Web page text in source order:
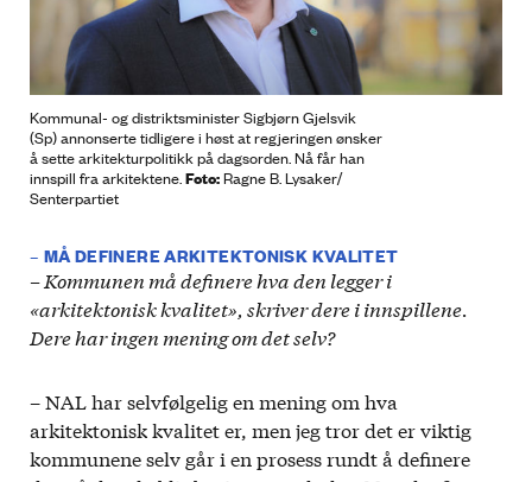
Kommunal- og distriktsminister Sigbjørn Gjelsvik
(Sp) annonserte tidligere i høst at regjeringen ønsker
å sette arkitekturpolitikk på dagsorden. Nå får han
innspill fra arkitektene.Foto:Ragne B. Lysaker/
Senterpartiet
– MÅ DEFINERE ARKITEKTONISK KVALITET
– Kommunen må definere hva den legger i
«arkitektonisk kvalitet», skriver dere i innspillene.
Dere har ingen mening om det selv?
– NAL har selvfølgelig en mening om hva
arkitektonisk kvalitet er, men jeg tror det er viktig
kommunene selv går i en prosess rundt å definere